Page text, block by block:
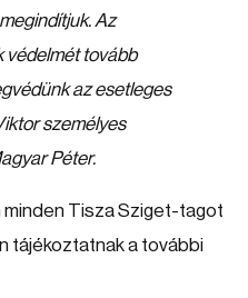
Az
védelmét tovább
az esetleges
személyes
Péter.
Tisza Sziget-tagot
tájékoztatnak a további